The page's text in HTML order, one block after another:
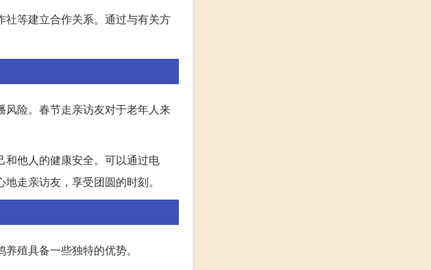
等建立合作关系。通过与有关方
险。春节走亲访友对于老年人来
他人的健康安全。可以通过电
走亲访友，享受团圆的时刻。
殖具备一些独特的优势。